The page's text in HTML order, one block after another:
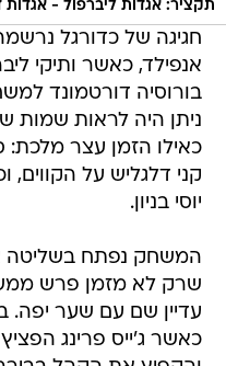
אנפילד, כאשר ותיקי
בורוסיה דורטמונד
ניתן היה לראות שמות
כאילו הזמן עצר מלכת:
קני דלגליש על הקווים,
יוסי בניון.
המשחק נפתח בשליטה
כאשר ג'ייס פרינג
והקפיץ את הקהל